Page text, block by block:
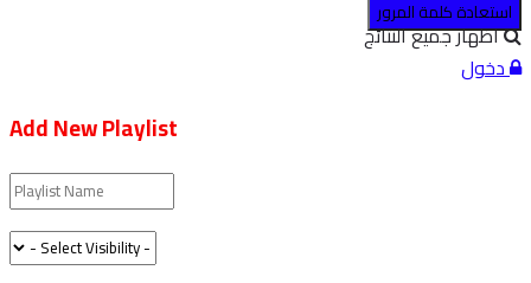
اظهار جميع النتائج
دخول
Add New Playlist